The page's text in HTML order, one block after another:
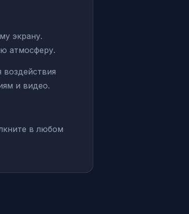
экрану.
атмосферу.
и видео.
в любом